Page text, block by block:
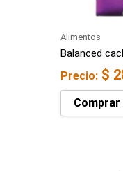
Alimentos
Balanced
Precio: $
Comprar